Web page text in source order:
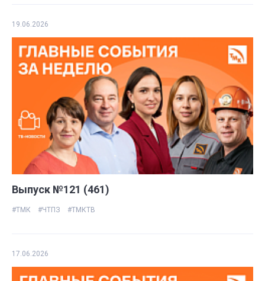
19.06.2026
Выпуск №121 (461)
#ТМК #ЧТПЗ #ТМКТВ
17.06.2026